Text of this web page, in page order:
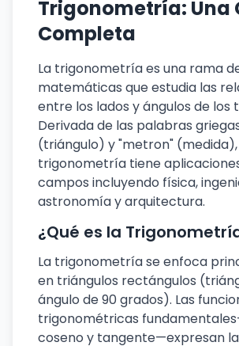
Trigonometría: Una
Completa
La trigonometría es una rama
matemáticas que estudia las
entre los lados y ángulos de los
Derivada de las palabras
(triángulo) y "metron"
trigonometría tiene
campos incluyendo física,
astronomía y arquitectura.
¿Qué es la
La trigonometría se enfoca
en triángulos rectángulos
ángulo de 90 grados). Las
trigonométricas
coseno y tangente—expresan